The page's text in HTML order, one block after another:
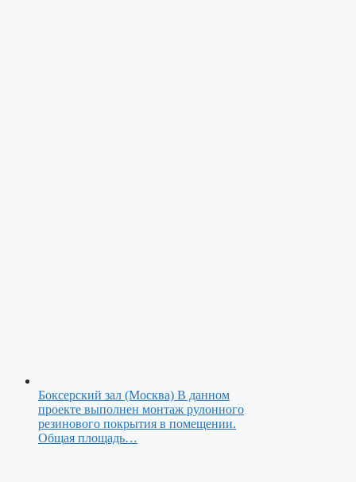
Боксерский зал (Москва) В данном
проекте выполнен монтаж рулонного
резинового покрытия в помещении.
Общая площадь…